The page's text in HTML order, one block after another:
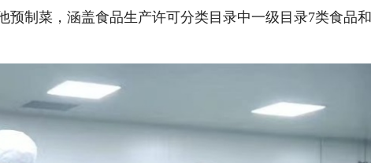
预制菜，涵盖食品生产许可分类目录中一级目录7类食品和